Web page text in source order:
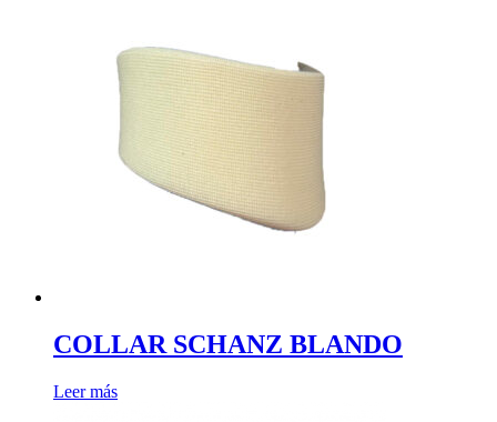
COLLAR SCHANZ BLANDO
Leer más